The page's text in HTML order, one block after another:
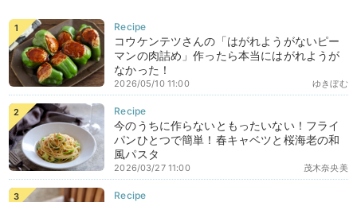
コウケンテツさんの「はがれようがないピー
マンの肉詰め」作ったら本当にはがれようが
なかった！
ゆきぼむ
2026/05/10 11:00
今のうちに作らないともったいない！フライ
パンひとつで簡単！春キャベツと桜海老の和
風パスタ
茂木奈央美
2026/03/27 11:00